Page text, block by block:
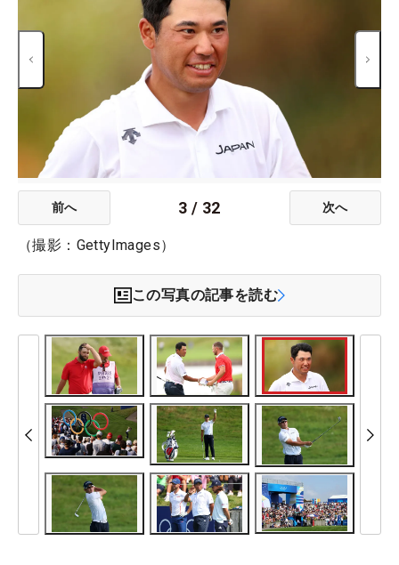
前へ 3 / 32 次へ
（撮影：GettyImages）
この写真の記事を読む